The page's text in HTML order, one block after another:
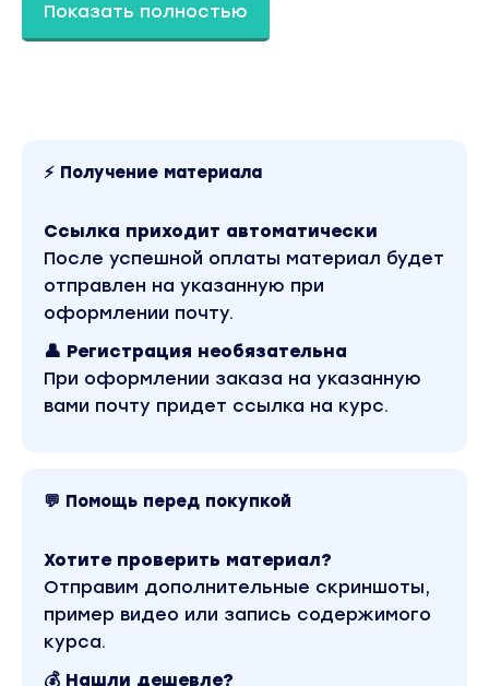
Примеры полевых трактовок по запросам
парные отношения, дети. Как это
расставить и как решить: основы
конфигураций.
Как мы связаны в семейных системах
Современные методы работы с полем: по
шаманские работы. Возможности и
ограничения разных методов работы с
полем.
Демо-расстановки по запросам участников
Показать полностью
⚡ Получение материала
Ссылка приходит автоматически
После успешной оплаты материал будет
отправлен на указанную при
оформлении почту.
👤 Регистрация необязательна
При оформлении заказа на указанную
вами почту придет ссылка на курс.
💬 Помощь перед покупкой
Хотите проверить материал?
Отправим дополнительные скриншоты,
пример видео или запись содержимого
курса.
💰 Нашли дешевле?